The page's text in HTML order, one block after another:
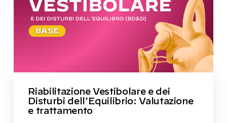
Riabilitazione Vestibolare e dei
Disturbi dell’Equilibrio: Valutazione
e trattamento